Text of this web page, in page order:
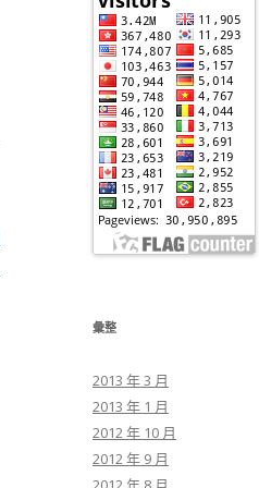
彙整
2013 年 3 月
2013 年 1 月
2012 年 10 月
2012 年 9 月